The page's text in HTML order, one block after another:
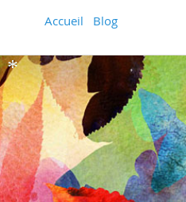
*
Accueil Blog